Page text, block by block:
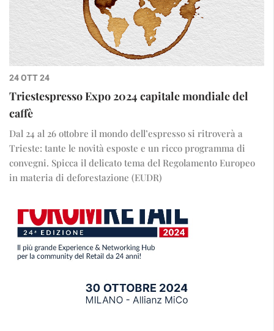
24 OTT 24
Triestespresso Expo 2024 capitale mondiale del
caffè
Dal 24 al 26 ottobre il mondo dell’espresso si ritroverà a
Trieste: tante le novità esposte e un ricco programma di
convegni. Spicca il delicato tema del Regolamento Europeo
in materia di deforestazione (EUDR)